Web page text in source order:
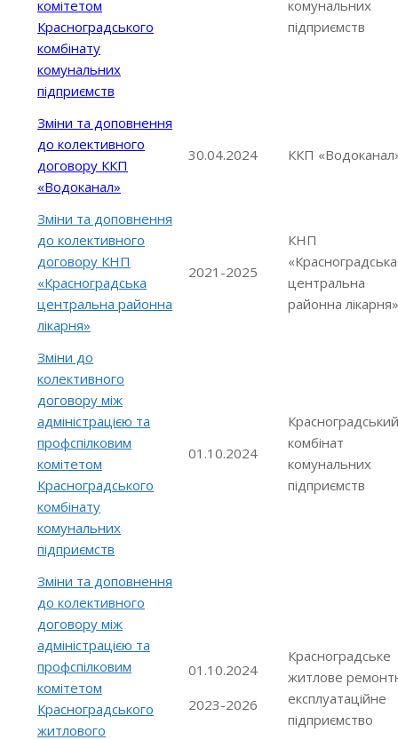
комітетом
Красноградського
комбінату
комунальних
підприємств
комунальних
підприємств
Зміни та доповнення
до колективного
договору ККП
«Водоканал»
30.04.2024 ККП
Зміни та доповнення
до колективного
договору КНП
«Красноградська
центральна районна
лікарня»
2021-2025
КНП
«Красноградська
центральна
районна лікарня»
Зміни до
колективного
договору між
адміністрацією та
профспілковим
комітетом
Красноградського
комбінату
комунальних
підприємств
01.10.2024
Красноградський
комбінат
комунальних
підприємств
Зміни та доповнення
до колективного
договору між
адміністрацією та
профспілковим
комітетом
Красноградського
житлового
01.10.2024
2023-2026
Красноградське
житлове
експлуатаційне
підприємство